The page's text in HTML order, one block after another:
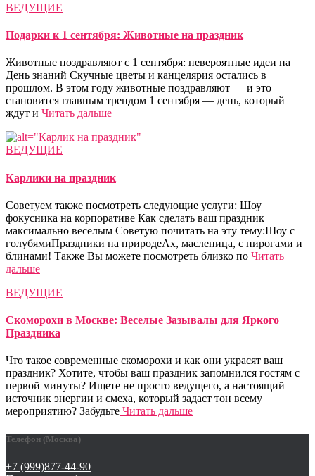
ВЕДУЩИЕ
Подарки к 1 сентября: Животные на праздник
Животные поздравляют с 1 сентября: невероятные идеи на
День знаний Скучные цветы и канцелярия остались в
прошлом. В этом году животные поздравляют — и это
становится главным трендом 1 сентября — день, который
ждут и Читать дальше
ВЕДУЩИЕ
Карлики на праздник
Советуем также посмотреть следующие услуги: Шоу
фокусника на корпоративе Как сделать ваш праздник
максимально веселым Советую почитать на эту тему:Шоу с
голубямиПраздники на природеАх, масленица, с пирогами и
блинами! Также Вы можете посмотреть близко по Читать
дальше
ВЕДУЩИЕ
Скоморохи в Москве: Веселые Зазывалы для Яркого
Праздника
Что такое современные скоморохи и как они украсят ваш
праздник? Хотите, чтобы ваш праздник запомнился гостям с
первой минуты? Ищете не просто ведущего, а настоящий
источник энергии и смеха, который задаст тон всему
мероприятию? Забудьте Читать дальше
Телефон (Москва)
+7 (999)877-44-90